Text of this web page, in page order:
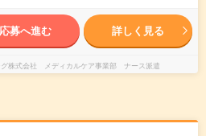
応募へ進む 詳しく見る
グ株式会社 メディカルケア事業部 ナース派遣